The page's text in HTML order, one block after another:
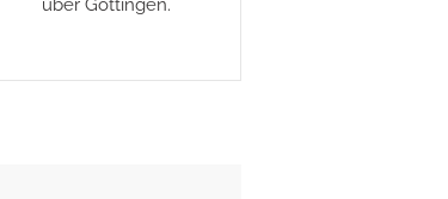
Atmosphäre mit Weitblick